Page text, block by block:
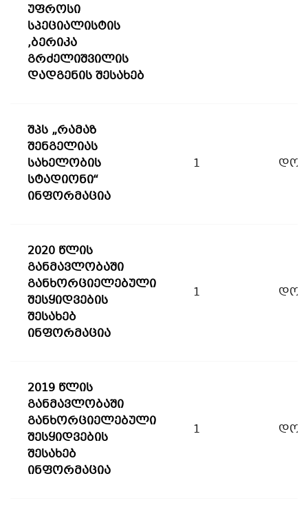
უფროსი
სპეციალისტის
,ბერიკა
გრძელიშვილის
დადგენის შესახებ
შპს „რამაზ
შენგელიას
სახელობის
სტადიონი“
ინფორმაცია
1
2020 წლის
განმავლობაში
განხორციელებული
შესყიდვების
შესახებ
ინფორმაცია
1
2019 წლის
განმავლობაში
განხორციელებული
შესყიდვების
შესახებ
ინფორმაცია
1